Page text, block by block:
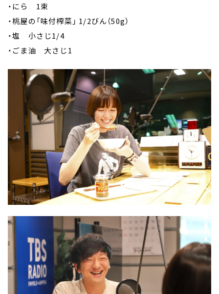
・にら 1束
・桃屋の「味付榨菜」 1/2びん（50g）
・塩 小さじ1/4
・ごま油 大さじ1